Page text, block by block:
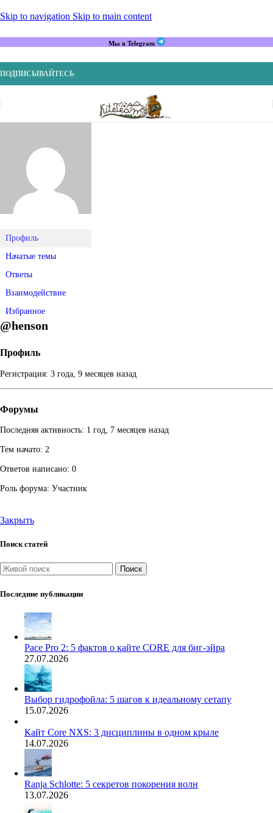
Skip to navigation Skip to main content
Мы в Telegram
ПОДПИСЫВАЙТЕСЬ
Профиль
Начатые темы
Ответы
Взаимодействие
Избранное
@henson
Профиль
Регистрация: 3 года, 9 месяцев назад
Форумы
Последняя активность: 1 год, 7 месяцев назад
Тем начато: 2
Ответов написано: 0
Роль форума: Участник
Закрыть
Поиск статей
Поиск
Последние публикации
Pace Pro 2: 5 фактов о кайте CORE для биг-эйра
27.07.2026
Выбор гидрофойла: 5 шагов к идеальному сетапу
15.07.2026
Кайт Core NXS: 3 дисциплины в одном крыле
14.07.2026
Ranja Schlotte: 5 секретов покорения волн
13.07.2026